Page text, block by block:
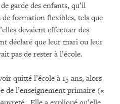
garde des enfants, qu’il
de formation flexibles, tels que
devaient effectuer des
déclaré que leur mari ou leur
pas de rester à l’école.
quitté l’école à 15 ans, alors
de l’enseignement primaire («